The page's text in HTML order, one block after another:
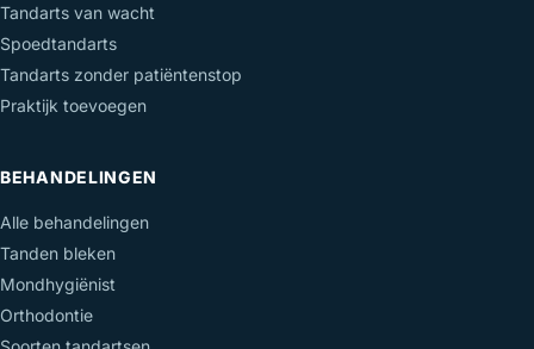
Tandarts van wacht
Spoedtandarts
Tandarts zonder patiëntenstop
Praktijk toevoegen
BEHANDELINGEN
Alle behandelingen
Tanden bleken
Mondhygiënist
Orthodontie